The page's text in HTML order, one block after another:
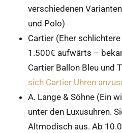
verschiedenen
und Polo)
Cartier (Eher
1.500€ aufwärts –
Cartier Ballon Bleu und
sich Cartier Uhren
A. Lange & Söhne (Ein
unter den Luxusuhren.
Altmodisch aus. Ab